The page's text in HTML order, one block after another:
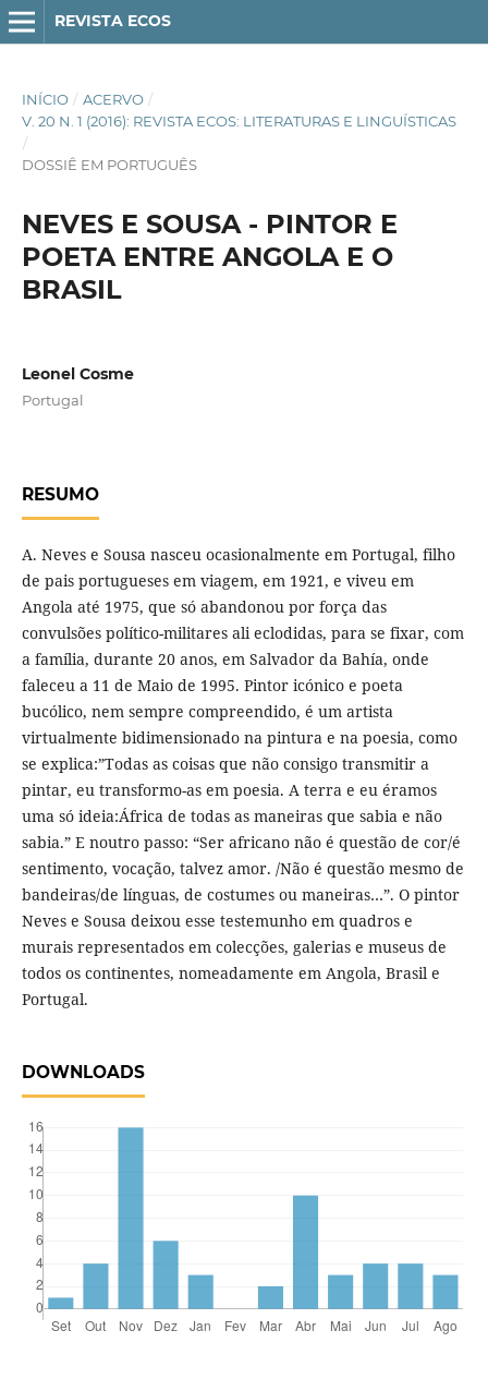
REVISTA ECOS
INÍCIO / ACERVO /
V. 20 N. 1 (2016): REVISTA ECOS: LITERATURAS E LINGUÍSTICAS
/
DOSSIÊ EM PORTUGUÊS
NEVES E SOUSA - PINTOR E
POETA ENTRE ANGOLA E O
BRASIL
Leonel Cosme
Portugal
RESUMO
A. Neves e Sousa nasceu ocasionalmente em Portugal, filho
de pais portugueses em viagem, em 1921, e viveu em
Angola até 1975, que só abandonou por força das
convulsões político-militares ali eclodidas, para se fixar, com
a família, durante 20 anos, em Salvador da Bahía, onde
faleceu a 11 de Maio de 1995. Pintor icónico e poeta
bucólico, nem sempre compreendido, é um artista
virtualmente bidimensionado na pintura e na poesia, como
se explica:”Todas as coisas que não consigo transmitir a
pintar, eu transformo-as em poesia. A terra e eu éramos
uma só ideia:África de todas as maneiras que sabia e não
sabia.” E noutro passo: “Ser africano não é questão de cor/é
sentimento, vocação, talvez amor. /Não é questão mesmo de
bandeiras/de línguas, de costumes ou maneiras…”. O pintor
Neves e Sousa deixou esse testemunho em quadros e
murais representados em colecções, galerias e museus de
todos os continentes, nomeadamente em Angola, Brasil e
Portugal.
DOWNLOADS